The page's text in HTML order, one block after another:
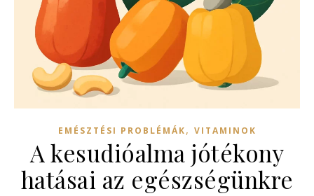
EMÉSZTÉSI PROBLÉMÁK, VITAMINOK
A kesudióalma jótékony
hatásai az egészségünkre